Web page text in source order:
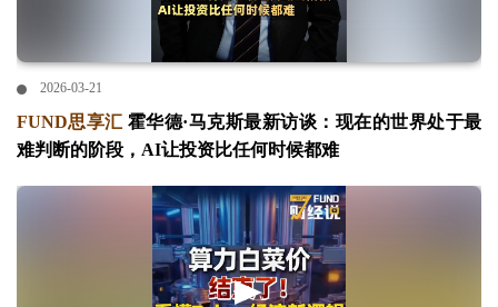
2026-03-21
FUND思享汇 霍华德·马克斯最新访谈：现在的世界处于最
难判断的阶段，AI让投资比任何时候都难